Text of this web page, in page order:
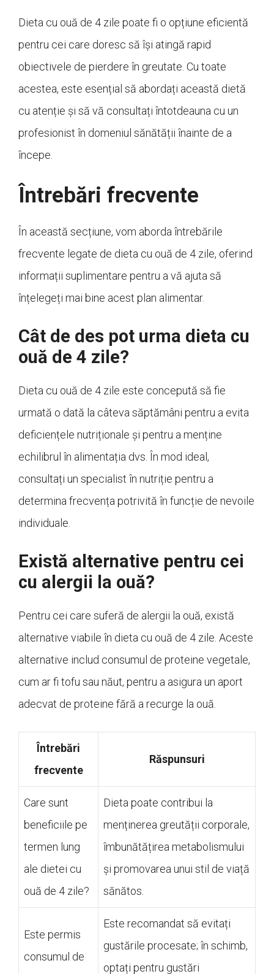
Dieta cu ouă de 4 zile poate fi o opțiune eficientă
pentru cei care doresc să își atingă rapid
obiectivele de pierdere în greutate. Cu toate
acestea, este esențial să abordați această dietă
cu atenție și să vă consultați întotdeauna cu un
profesionist în domeniul sănătății înainte de a
începe.
Întrebări frecvente
În această secțiune, vom aborda întrebările
frecvente legate de dieta cu ouă de 4 zile, oferind
informații suplimentare pentru a vă ajuta să
înțelegeți mai bine acest plan alimentar.
Cât de des pot urma dieta cu
ouă de 4 zile?
Dieta cu ouă de 4 zile este concepută să fie
urmată o dată la câteva săptămâni pentru a evita
deficiențele nutriționale și pentru a menține
echilibrul în alimentația dvs. În mod ideal,
consultați un specialist în nutriție pentru a
determina frecvența potrivită în funcție de nevoile
individuale.
Există alternative pentru cei
cu alergii la ouă?
Pentru cei care suferă de alergii la ouă, există
alternative viabile în dieta cu ouă de 4 zile. Aceste
alternative includ consumul de proteine vegetale,
cum ar fi tofu sau năut, pentru a asigura un aport
adecvat de proteine fără a recurge la ouă.
Întrebări
frecvente
Răspunsuri
Care sunt
beneficiile pe
termen lung
ale dietei cu
ouă de 4 zile?
Dieta poate contribui la
menținerea greutății corporale,
îmbunătățirea metabolismului
și promovarea unui stil de viață
sănătos.
Este permis
consumul de
Este recomandat să evitați
gustările procesate; în schimb,
optați pentru gustări